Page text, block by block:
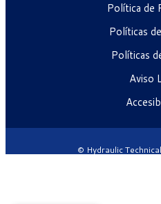
Política de
Políticas
Políticas
Aviso
© Hydraulic